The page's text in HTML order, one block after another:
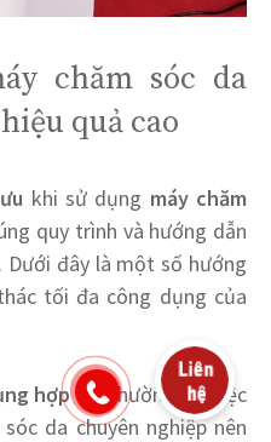
chăm sóc da
quả cao
khi sử dụng máy chăm
quy trình và hướng dẫn
đây là một số hướng
tối đa công dụng của
hợp lý: Thường thì việc
da chuyên nghiệp nên